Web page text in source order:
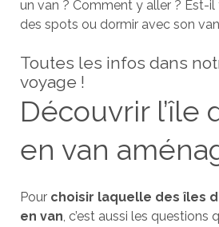
un van ? Comment y aller ? Est-
des spots ou dormir avec son
Toutes les infos dans
voyage !
Découvrir l’île
en van
Pour choisir laquelle des îles
en van, c’est aussi les questions